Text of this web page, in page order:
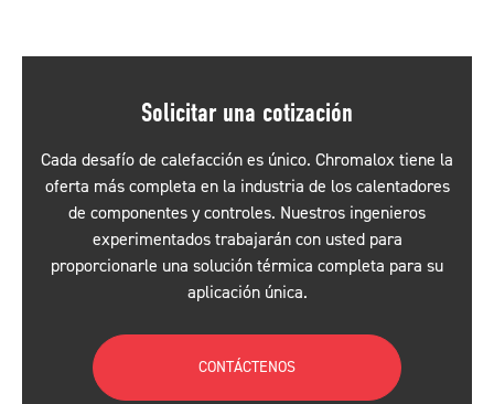
Solicitar una cotización
Cada desafío de calefacción es único. Chromalox tiene la
oferta más completa en la industria de los calentadores
de componentes y controles. Nuestros ingenieros
experimentados trabajarán con usted para
proporcionarle una solución térmica completa para su
aplicación única.
CONTÁCTENOS